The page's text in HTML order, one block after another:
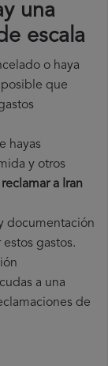
una
escala
o haya
que
hayas
y otros
reclamar a Iran
documentación
gastos.
a una
de